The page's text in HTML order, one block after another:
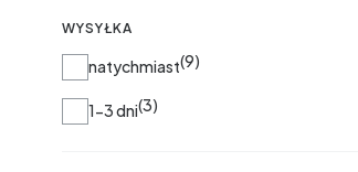
WYSYŁKA
Wysyłka
natychmiast 9
1-3 dni 3